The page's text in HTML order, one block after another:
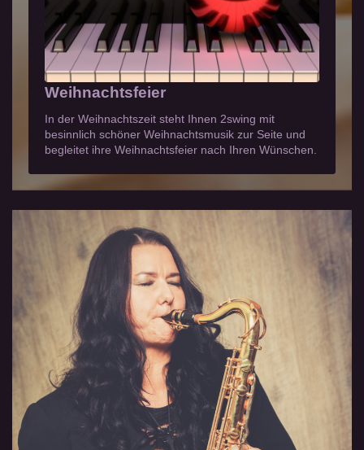
Weihnachtsfeier
In der Weihnachtszeit steht Ihnen 2swing mit
besinnlich schöner Weihnachtsmusik zur Seite und
begleitet ihre Weihnachtsfeier nach Ihren Wünschen.